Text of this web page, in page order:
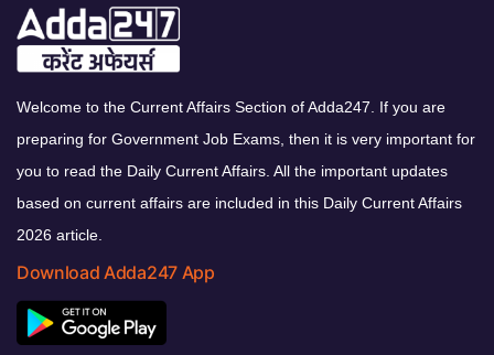
Welcome to the Current Affairs Section of Adda247. If you are
preparing for Government Job Exams, then it is very important for
you to read the Daily Current Affairs. All the important updates
based on current affairs are included in this Daily Current Affairs
2026 article.
Download Adda247 App